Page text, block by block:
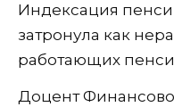
Индексация
затронула как
работающих
Доцент